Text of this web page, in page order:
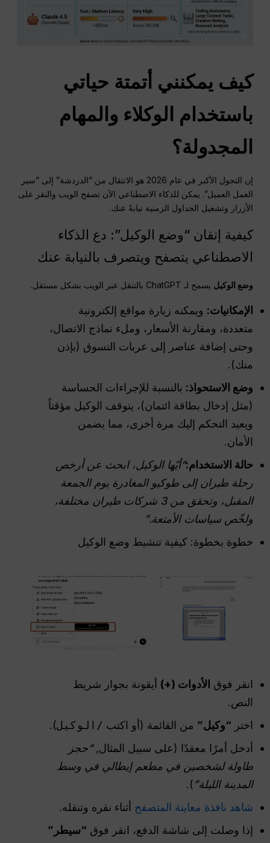
كيف يمكنني أتمتة حياتي
باستخدام الوكلاء والمهام
المجدولة؟
إن التحول الأكبر في عام 2026 هو الانتقال من “الدردشة” إلى “سير
العمل العميل”. يمكن للذكاء الاصطناعي الآن تصفح الويب والنقر على
الأزرار وتشغيل الجداول الزمنية نيابةً عنك.
كيفية إتقان “وضع الوكيل”: دع الذكاء
الاصطناعي يتصفح ويتصرف بالنيابة عنك
وضع الوكيل يسمح لـ ChatGPT بالتنقل عبر الويب بشكل مستقل.
الإمكانيات: ويمكنه زيارة مواقع إلكترونية
متعددة، ومقارنة الأسعار، وملء نماذج الاتصال،
وحتى إضافة عناصر إلى عربات التسوق (بإذن
منك).
وضع الاستحواذ: بالنسبة للإجراءات الحساسة
(مثل إدخال بطاقة ائتمان)، يتوقف الوكيل مؤقتاً
ويعيد التحكم إليك مرة أخرى، مما يضمن
الأمان.
حالة الاستخدام:“أيّها الوكيل، ابحث عن أرخص
رحلة طيران إلى طوكيو المغادرة يوم الجمعة
المقبل، وتحقق من 3 شركات طيران مختلفة،
ولخّص سياسات الأمتعة.”
خطوة بخطوة: كيفية تنشيط وضع الوكيل
انقر فوق الأدوات (+) أيقونة بجوار شريط
النص.
اختر “وكيل” من القائمة (أو اكتب /الوكيل).
أدخل أمرًا معقدًا (على سبيل المثال,“حجز
طاولة لشخصين في مطعم إيطالي في وسط
المدينة الليلة”).
شاهد نافذة معاينة المتصفح أثناء نقره وتنقله.
إذا وصلت إلى شاشة الدفع، انقر فوق “سيطر”